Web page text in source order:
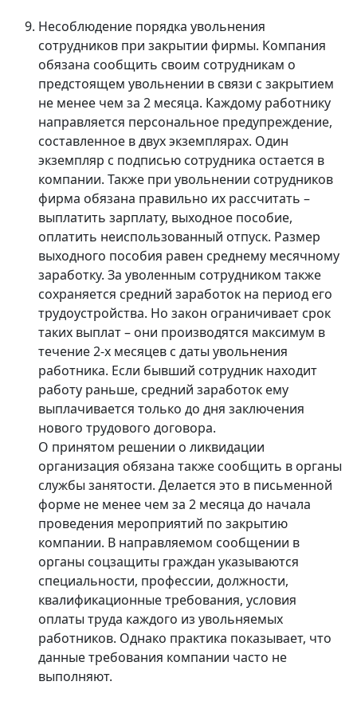
Несоблюдение порядка увольнения
сотрудников при закрытии фирмы. Компания
обязана сообщить своим сотрудникам о
предстоящем увольнении в связи с закрытием
не менее чем за 2 месяца. Каждому работнику
направляется персональное предупреждение,
составленное в двух экземплярах. Один
экземпляр с подписью сотрудника остается в
компании. Также при увольнении сотрудников
фирма обязана правильно их рассчитать –
выплатить зарплату, выходное пособие,
оплатить неиспользованный отпуск. Размер
выходного пособия равен среднему месячному
заработку. За уволенным сотрудником также
сохраняется средний заработок на период его
трудоустройства. Но закон ограничивает срок
таких выплат – они производятся максимум в
течение 2-х месяцев с даты увольнения
работника. Если бывший сотрудник находит
работу раньше, средний заработок ему
выплачивается только до дня заключения
нового трудового договора.
О принятом решении о ликвидации
организация обязана также сообщить в органы
службы занятости. Делается это в письменной
форме не менее чем за 2 месяца до начала
проведения мероприятий по закрытию
компании. В направляемом сообщении в
органы соцзащиты граждан указываются
специальности, профессии, должности,
квалификационные требования, условия
оплаты труда каждого из увольняемых
работников. Однако практика показывает, что
данные требования компании часто не
выполняют.